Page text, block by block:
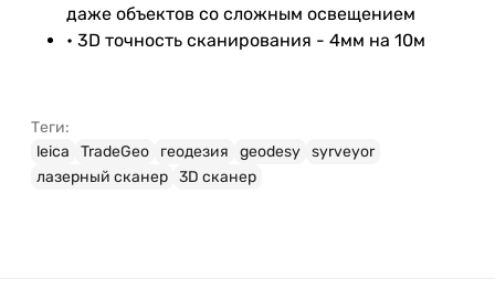
даже объектов со сложным освещением
• 3D точность сканирования - 4мм на 10м
Теги:
leica
TradeGeo геодезия geodesy syrveyor
лазерный сканер 3D сканер